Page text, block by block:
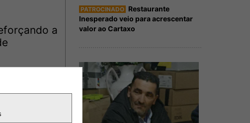
a
maio,
PATROCINADO Restaurante
Inesperado veio para acrescentar
valor ao Cartaxo